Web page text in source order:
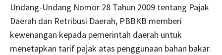
Undang-Undang Nomor 28 Tahun 2009 tentang Pajak
Daerah dan Retribusi Daerah, PBBKB memberi
kewenangan kepada pemerintah daerah untuk
menetapkan tarif pajak atas penggunaan bahan bakar.